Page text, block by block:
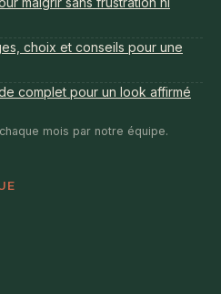
choix et conseils pour une
complet pour un look affirmé
mois par notre équipe.